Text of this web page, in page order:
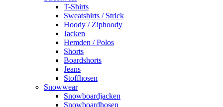
T-Shirts
Sweatshirts / Strick
Hoody / Ziphoody
Jacken
Hemden / Polos
Shorts
Boardshorts
Jeans
Stoffhosen
Snowwear
Snowboardjacken
Snowboardhosen